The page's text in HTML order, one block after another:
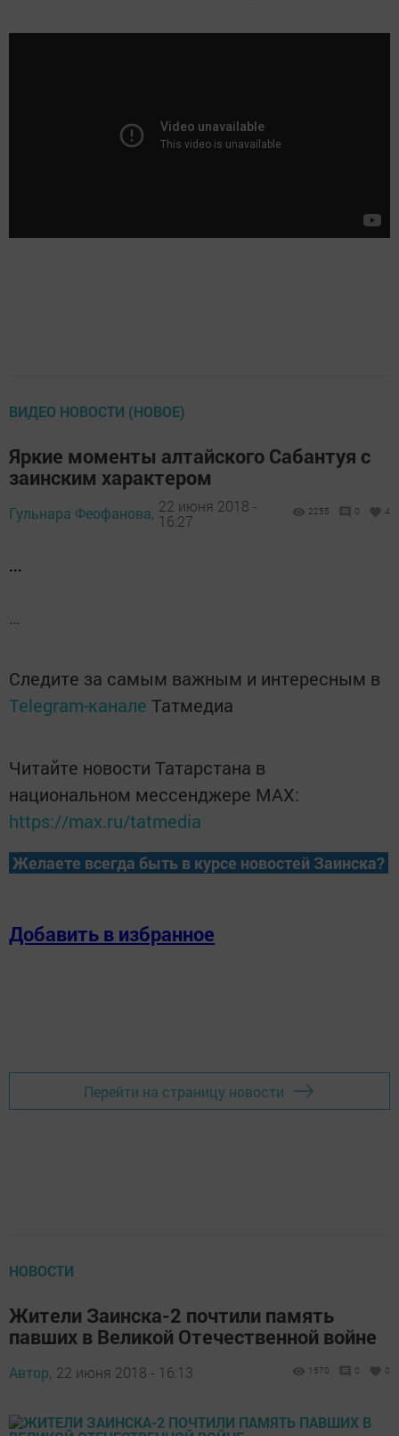
ВИДЕО НОВОСТИ (НОВОЕ)
Яркие моменты алтайского Сабантуя с
заинским характером
Гульнара Феофанова, 22 июня 2018 -
16:27
2255 0 4
...
...
Следите за самым важным и интересным в
Telegram-канале Татмедиа
Читайте новости Татарстана в
национальном мессенджере MАХ:
https://max.ru/tatmedia
Желаете всегда быть в курсе новостей Заинска?
Добавить в избранное
Перейти на страницу новости
НОВОСТИ
Жители Заинска-2 почтили память
павших в Великой Отечественной войне
Автор, 22 июня 2018 - 16:13 1570 0 0